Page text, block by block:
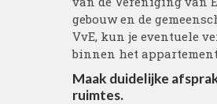
gebouw en de
VvE, kun je eventuele
binnen het
Maak duidelijke
ruimtes.